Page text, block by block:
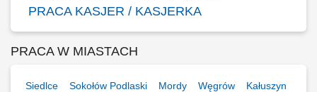
PRACA KASJER / KASJERKA
PRACA W MIASTACH
Siedlce Sokołów Podlaski Mordy Węgrów Kałuszyn